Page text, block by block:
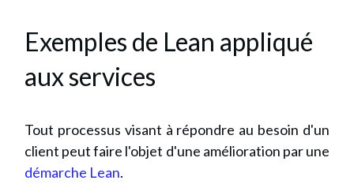
Exemples de Lean appliqué
aux services
Tout processus visant à répondre au besoin d'un
client peut faire l'objet d'une amélioration par une
démarche Lean.